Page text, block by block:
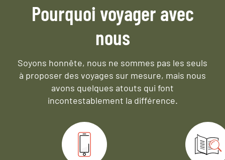
Pourquoi voyager avec
nous
Soyons honnête, nous ne sommes pas les seuls
à proposer des voyages sur mesure, mais nous
avons quelques atouts qui font
incontestablement la différence.